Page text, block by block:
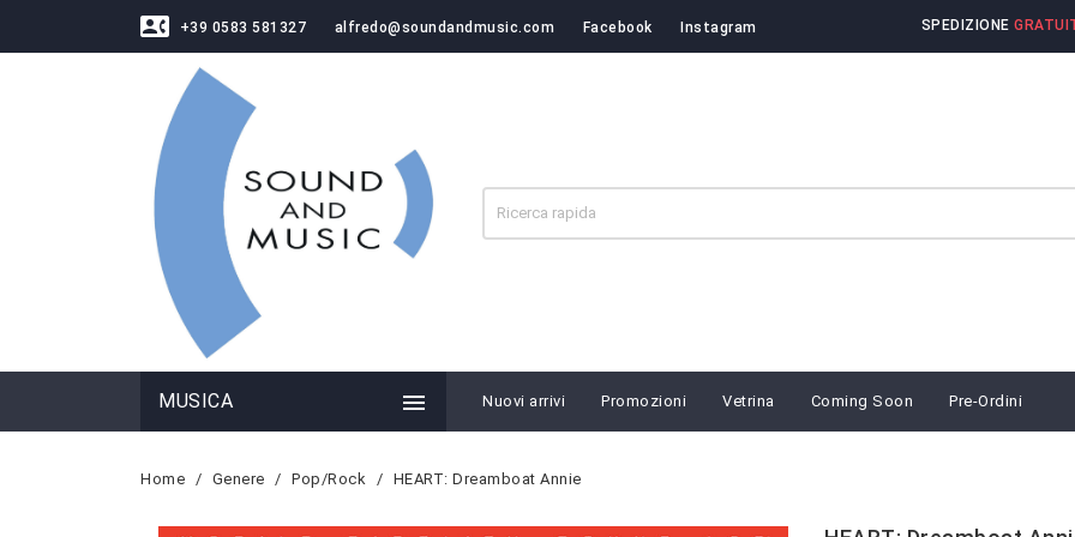
contact_phone +39 0583 581327 alfredo@soundandmusic.com Facebook Instagram SPEDIZIONE
MUSICA  Nuovi arrivi Promozioni Vetrina Coming Soon Pre-Ordini
Home Genere Pop/Rock HEART: Dreamboat Annie